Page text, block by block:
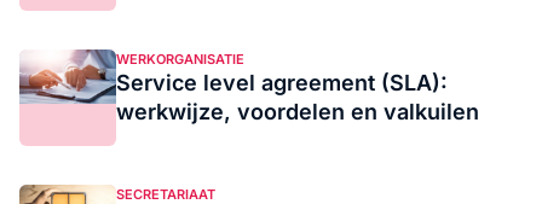
WERKORGANISATIE
Service level agreement (SLA):
werkwijze, voordelen en valkuilen
SECRETARIAAT